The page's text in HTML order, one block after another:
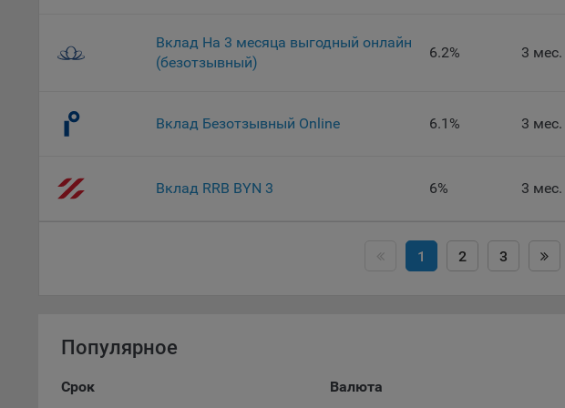
дополнительных функций
пользователя, в том числе
9.3. Файлы cookie
пользователем городе и других
9.4. Аналитические файлы
Данные файлы cookie собирают
тенденциях использования
Вклад На 3 месяца выгодный онлайн
(безотзывный)
6.2% 3 мес.
Вклад Безотзывный Online 6.1% 3 мес.
Вклад RRB BYN 3 6% 3 мес.
1 2 3
Популярное
Срок Валюта